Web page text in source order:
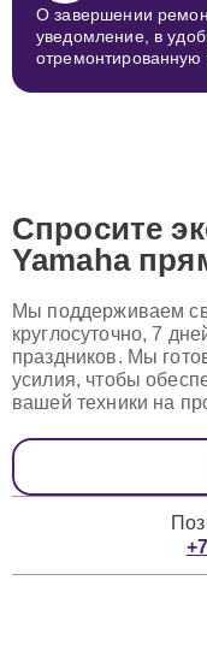
О завершении
уведомление, в
отремонтированную
Спросите
Yamaha
Мы поддерживаем
круглосуточно, 7
праздников. Мы
усилия, чтобы
вашей техники на